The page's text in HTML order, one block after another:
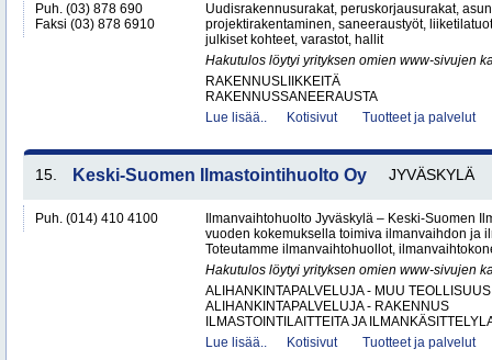
Puh. (03) 878 690
Faksi (03) 878 6910
Uudisrakennusurakat, peruskorjausurakat,
projektirakentaminen, saneeraustyöt,
julkiset kohteet, varastot, hallit
Hakutulos löytyi yrityksen omien www-sivujen
RAKENNUSLIIKKEITÄ
RAKENNUSSANEERAUSTA
Lue lisää..
Kotisivut Tuotteet ja palvelut
15. Keski-Suomen Ilmastointihuolto Oy JYVÄSKYLÄ
Puh. (014) 410 4100
Ilmanvaihtohuolto Jyväskylä – Keski-Suomen
vuoden kokemuksella toimiva ilmanvaihdon ja
Toteutamme ilmanvaihtohuollot,
Hakutulos löytyi yrityksen omien www-sivujen
ALIHANKINTAPALVELUJA - MUU TEOLLISUUS
ALIHANKINTAPALVELUJA - RAKENNUS
ILMASTOINTILAITTEITA JA
Lue lisää..
Kotisivut Tuotteet ja palvelut